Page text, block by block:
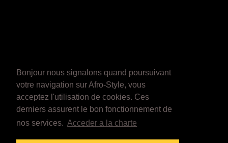
Bonjour nous signalons quand poursuivant
votre navigation sur Afro-Style, vous
acceptez l'utilisation de cookies. Ces
derniers assurent le bon fonctionnement de
nos services. Acceder a la charte